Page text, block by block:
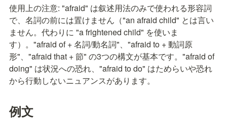
使用上の注意: "afraid" は叙述用法のみで使われる形容詞
で、名詞の前には置けません（"an afraid child" とは言い
ません。代わりに "a frightened child" を使いま
す）。"afraid of + 名詞/動名詞"、"afraid to + 動詞原
形"、"afraid that + 節" の3つの構文が基本です。"afraid of
doing" は状況への恐れ、"afraid to do" はためらいや恐れ
から行動しないニュアンスがあります。
例文